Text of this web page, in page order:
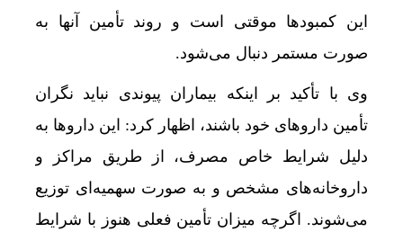
این کمبودها موقتی است و روند تأمین آنها به
صورت مستمر دنبال می‌شود.
وی با تأکید بر اینکه بیماران پیوندی نباید نگران
تأمین داروهای خود باشند، اظهار کرد: این داروها به
دلیل شرایط خاص مصرف، از طریق مراکز و
داروخانه‌های مشخص و به صورت سهمیه‌ای توزیع
می‌شوند. اگرچه میزان تأمین فعلی هنوز با شرایط